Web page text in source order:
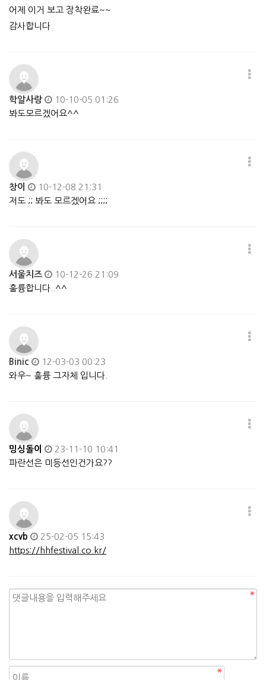
어제 이거 보고 장착완료~~
감사합니다.
학알사랑
10-10-05 01:26
봐도모르겠어요^^
창이
10-12-08 21:31
저도 ;; 봐도 모르겠어요 ;;;;
서울치즈
10-12-26 21:09
훌륭합니다..^^
Binic
12-03-03 00:23
와우~ 훌륭 그자체 입니다.
밍싱돌이
23-11-10 10:41
파란선은 미등선인건가요??
xcvb
25-02-05 15:43
https://hhfestival.co.kr/